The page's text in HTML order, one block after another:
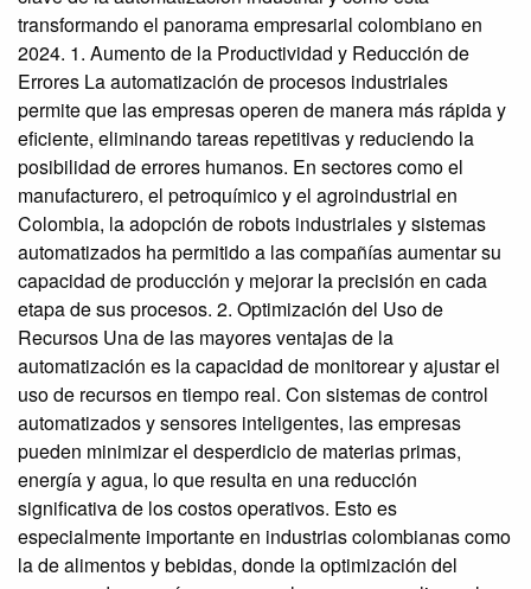
transformando el panorama empresarial colombiano en
2024. 1. Aumento de la Productividad y Reducción de
Errores La automatización de procesos industriales
permite que las empresas operen de manera más rápida y
eficiente, eliminando tareas repetitivas y reduciendo la
posibilidad de errores humanos. En sectores como el
manufacturero, el petroquímico y el agroindustrial en
Colombia, la adopción de robots industriales y sistemas
automatizados ha permitido a las compañías aumentar su
capacidad de producción y mejorar la precisión en cada
etapa de sus procesos. 2. Optimización del Uso de
Recursos Una de las mayores ventajas de la
automatización es la capacidad de monitorear y ajustar el
uso de recursos en tiempo real. Con sistemas de control
automatizados y sensores inteligentes, las empresas
pueden minimizar el desperdicio de materias primas,
energía y agua, lo que resulta en una reducción
significativa de los costos operativos. Esto es
especialmente importante en industrias colombianas como
la de alimentos y bebidas, donde la optimización del